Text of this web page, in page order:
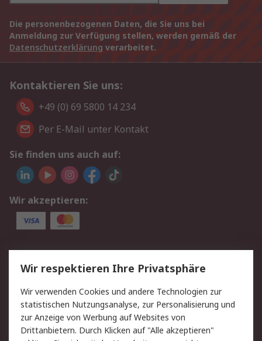
Die personenbezogenen Daten, die Sie uns bei
Anmeldung zur Verfügung stellen, werden gemäß der
Datenschutzerklärung verarbeitet.
Kontaktieren Sie uns:
+49 (0) 69 5800 14 234
Per E-Mail unter Kontakt
Sie finden uns auch auf:
Wir akzeptieren:
Service
Value Added Services
Lieferlösungen
Rücksendungen
Kontakt
Hilfe
Privatkunden
Wir respektieren Ihre Privatsphäre
Wir verwenden Cookies und andere Technologien zur
statistischen Nutzungsanalyse, zur Personalisierung und
zur Anzeige von Werbung auf Websites von
Drittanbietern. Durch Klicken auf "Alle akzeptieren"